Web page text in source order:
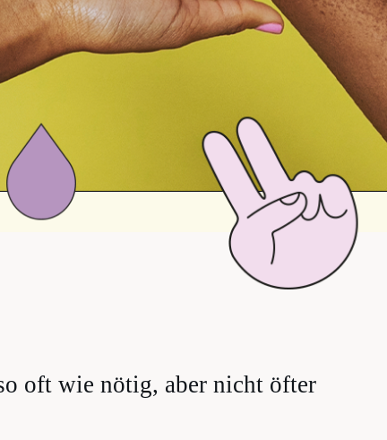
oft wie nötig, aber nicht öfter